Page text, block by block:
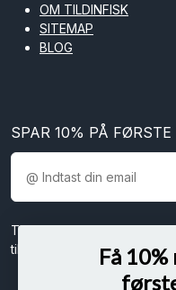
OM TILDINFISK
SITEMAP
BLOG
SPAR 10% PÅ FØRSTE
Tilmeld dig vores
tilbud direkte i din indbakke.
Få